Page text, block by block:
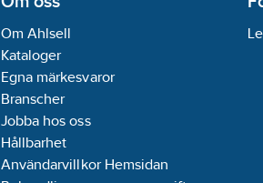
Om Ahlsell
Kataloger
Egna märkesvaror
Branscher
Jobba hos oss
Hållbarhet
Användarvillkor Hemsidan